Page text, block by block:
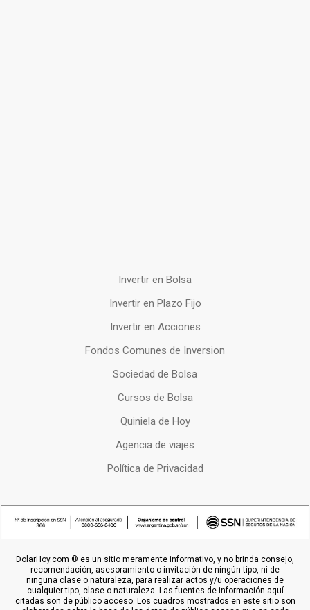
Invertir en Bolsa
Invertir en Plazo Fijo
Invertir en Acciones
Fondos Comunes de Inversion
Sociedad de Bolsa
Cursos de Bolsa
Quiniela de Hoy
Agencia de viajes
Política de Privacidad
DolarHoy.com ® es un sitio meramente informativo, y no brinda consejo,
recomendación, asesoramiento o invitación de ningún tipo, ni de
ninguna clase o naturaleza, para realizar actos y/u operaciones de
cualquier tipo, clase o naturaleza. Las fuentes de información aquí
citadas son de público acceso. Los cuadros mostrados en este sitio son